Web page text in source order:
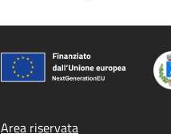
Area riservata